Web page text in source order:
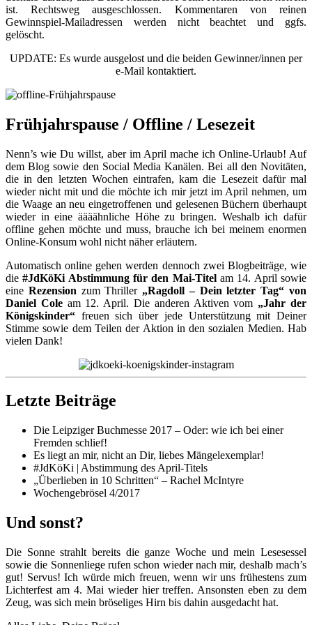
ist. Rechtsweg ausgeschlossen. Kommentaren von reinen
Gewinnspiel-Mailadressen werden nicht beachtet und ggfs.
gelöscht.
UPDATE: Es wurde ausgelost und die beiden Gewinner/innen per
e-Mail kontaktiert.
Frühjahrspause / Offline / Lesezeit
Nenn’s wie Du willst, aber im April mache ich Online-Urlaub! Auf
dem Blog sowie den Social Media Kanälen. Bei all den Novitäten,
die in den letzten Wochen eintrafen, kam die Lesezeit dafür mal
wieder nicht mit und die möchte ich mir jetzt im April nehmen, um
die Waage an neu eingetroffenen und gelesenen Büchern überhaupt
wieder in eine äääähnliche Höhe zu bringen. Weshalb ich dafür
offline gehen möchte und muss, brauche ich bei meinem enormen
Online-Konsum wohl nicht näher erläutern.
Automatisch online gehen werden dennoch zwei Blogbeiträge, wie
die#JdKöKi Abstimmung für den Mai-Titelam 14. April sowie
eine Rezension zum Thriller „Ragdoll – Dein letzter Tag“ von
Daniel Coleam 12. April. Die anderen Aktiven vom „Jahr der
Königskinder“ freuen sich über jede Unterstützung mit Deiner
Stimme sowie dem Teilen der Aktion in den sozialen Medien. Hab
vielen Dank!
Letzte Beiträge
Die Leipziger Buchmesse 2017 – Oder: wie ich bei einer
Fremden schlief!
Es liegt an mir, nicht an Dir, liebes Mängelexemplar!
#JdKöKi | Abstimmung des April-Titels
„Überlieben in 10 Schritten“ – Rachel McIntyre
Wochengebrösel 4/2017
Und sonst?
Die Sonne strahlt bereits die ganze Woche und mein Lesesessel
sowie die Sonnenliege rufen schon wieder nach mir, deshalb mach’s
gut! Servus! Ich würde mich freuen, wenn wir uns frühestens zum
Lichterfest am 4. Mai wieder hier treffen. Ansonsten eben zu dem
Zeug, was sich mein bröseliges Hirn bis dahin ausgedacht hat.